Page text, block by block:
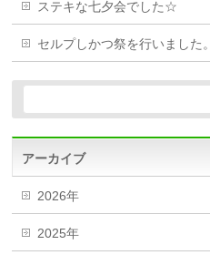
ステキな七夕会でした☆
セルプしかつ祭を行いました。
アーカイブ
2026年
2025年